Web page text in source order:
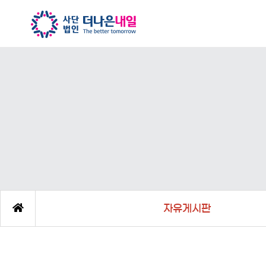
자유게시판